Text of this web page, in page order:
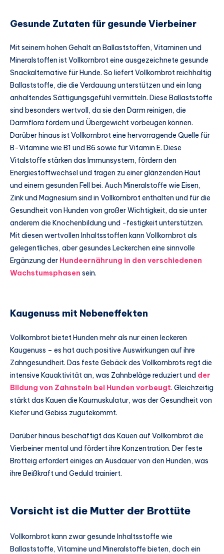
Gesunde Zutaten für gesunde Vierbeiner
Mit seinem hohen Gehalt an Ballaststoffen, Vitaminen und
Mineralstoffen ist Vollkornbrot eine ausgezeichnete gesunde
Snackalternative für Hunde. So liefert Vollkornbrot reichhaltig
Ballaststoffe, die die Verdauung unterstützen und ein lang
anhaltendes Sättigungsgefühl vermitteln. Diese Ballaststoffe
sind besonders wertvoll, da sie den Darm reinigen, die
Darmflora fördern und Übergewicht vorbeugen können.
Darüber hinaus ist Vollkornbrot eine hervorragende Quelle für
B-Vitamine wie B1 und B6 sowie für Vitamin E. Diese
Vitalstoffe stärken das Immunsystem, fördern den
Energiestoffwechsel und tragen zu einer glänzenden Haut
und einem gesunden Fell bei. Auch Mineralstoffe wie Eisen,
Zink und Magnesium sind in Vollkornbrot enthalten und für die
Gesundheit von Hunden von großer Wichtigkeit, da sie unter
anderem die Knochenbildung und -festigkeit unterstützen.
Mit diesen wertvollen Inhaltsstoffen kann Vollkornbrot als
gelegentliches, aber gesundes Leckerchen eine sinnvolle
Ergänzung der Hundeernährung in den verschiedenen
Wachstumsphasen sein.
Kaugenuss mit Nebeneffekten
Vollkornbrot bietet Hunden mehr als nur einen leckeren
Kaugenuss – es hat auch positive Auswirkungen auf ihre
Zahngesundheit. Das feste Gebäck des Vollkornbrots regt die
intensive Kauaktivität an, was Zahnbeläge reduziert und der
Bildung von Zahnstein bei Hunden vorbeugt. Gleichzeitig
stärkt das Kauen die Kaumuskulatur, was der Gesundheit von
Kiefer und Gebiss zugutekommt.
Darüber hinaus beschäftigt das Kauen auf Vollkornbrot die
Vierbeiner mental und fördert ihre Konzentration. Der feste
Brotteig erfordert einiges an Ausdauer von den Hunden, was
ihre Beißkraft und Geduld trainiert.
Vorsicht ist die Mutter der Brottüte
Vollkornbrot kann zwar gesunde Inhaltsstoffe wie
Ballaststoffe, Vitamine und Mineralstoffe bieten, doch ein